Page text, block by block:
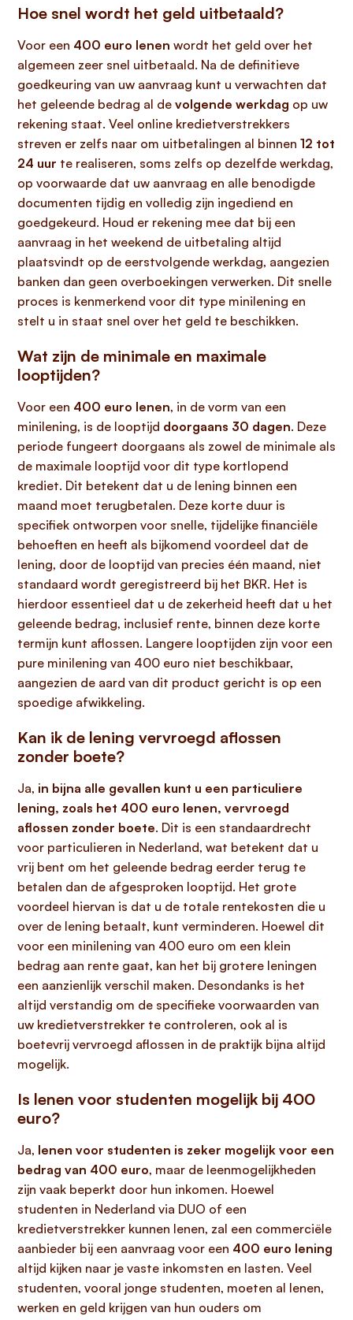
Hoe snel wordt het geld uitbetaald?
Voor een 400 euro lenen wordt het geld over het
algemeen zeer snel uitbetaald. Na de definitieve
goedkeuring van uw aanvraag kunt u verwachten dat
het geleende bedrag al de volgende werkdag op uw
rekening staat. Veel online kredietverstrekkers
streven er zelfs naar om uitbetalingen al binnen 12 tot
24 uur te realiseren, soms zelfs op dezelfde werkdag,
op voorwaarde dat uw aanvraag en alle benodigde
documenten tijdig en volledig zijn ingediend en
goedgekeurd. Houd er rekening mee dat bij een
aanvraag in het weekend de uitbetaling altijd
plaatsvindt op de eerstvolgende werkdag, aangezien
banken dan geen overboekingen verwerken. Dit snelle
proces is kenmerkend voor dit type minilening en
stelt u in staat snel over het geld te beschikken.
Wat zijn de minimale en maximale
looptijden?
Voor een 400 euro lenen, in de vorm van een
minilening, is de looptijd doorgaans 30 dagen. Deze
periode fungeert doorgaans als zowel de minimale als
de maximale looptijd voor dit type kortlopend
krediet. Dit betekent dat u de lening binnen een
maand moet terugbetalen. Deze korte duur is
specifiek ontworpen voor snelle, tijdelijke financiële
behoeften en heeft als bijkomend voordeel dat de
lening, door de looptijd van precies één maand, niet
standaard wordt geregistreerd bij het BKR. Het is
hierdoor essentieel dat u de zekerheid heeft dat u het
geleende bedrag, inclusief rente, binnen deze korte
termijn kunt aflossen. Langere looptijden zijn voor een
pure minilening van 400 euro niet beschikbaar,
aangezien de aard van dit product gericht is op een
spoedige afwikkeling.
Kan ik de lening vervroegd aflossen
zonder boete?
Ja, in bijna alle gevallen kunt u een particuliere
lening, zoals het 400 euro lenen, vervroegd
aflossen zonder boete. Dit is een standaardrecht
voor particulieren in Nederland, wat betekent dat u
vrij bent om het geleende bedrag eerder terug te
betalen dan de afgesproken looptijd. Het grote
voordeel hiervan is dat u de totale rentekosten die u
over de lening betaalt, kunt verminderen. Hoewel dit
voor een minilening van 400 euro om een klein
bedrag aan rente gaat, kan het bij grotere leningen
een aanzienlijk verschil maken. Desondanks is het
altijd verstandig om de specifieke voorwaarden van
uw kredietverstrekker te controleren, ook al is
boetevrij vervroegd aflossen in de praktijk bijna altijd
mogelijk.
Is lenen voor studenten mogelijk bij 400
euro?
Ja, lenen voor studenten is zeker mogelijk voor een
bedrag van 400 euro, maar de leenmogelijkheden
zijn vaak beperkt door hun inkomen. Hoewel
studenten in Nederland via DUO of een
kredietverstrekker kunnen lenen, zal een commerciële
aanbieder bij een aanvraag voor een 400 euro lening
altijd kijken naar je vaste inkomsten en lasten. Veel
studenten, vooral jonge studenten, moeten al lenen,
werken en geld krijgen van hun ouders om